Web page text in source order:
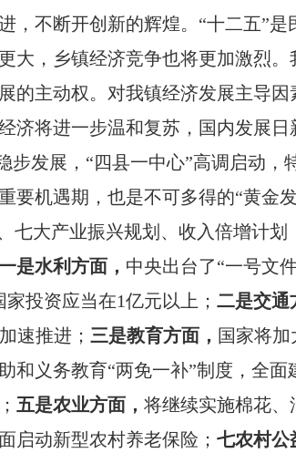
，不断开创新的辉煌。“十二五”
大，乡镇经济竞争也将更加激烈
主动权。对我镇经济发展主导因
济将进一步温和复苏 ，国内发展日
步发展，“四县一中心”高调启动
要机遇期，也是不可多得的“黄金发
七大产业振兴规划、收入倍增计
一是水利方面， 中央出台了“一号文
投资应当在1亿元以上； 二是交通
速推进； 三是教育方面， 国家将
和义务教育“两免一补”制度，全
五是农业方面， 将继续实施棉花、
启动新型农村养老保险； 七农村公